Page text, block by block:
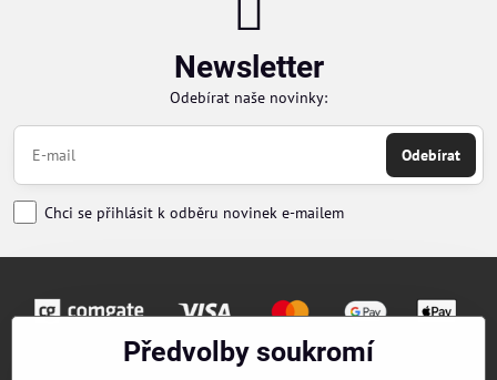
Newsletter
Odebírat naše novinky:
Odebírat
Chci se přihlásit k odběru novinek e-mailem
Předvolby soukromí